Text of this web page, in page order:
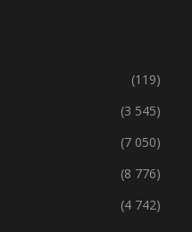
(119)
(3 545)
(7 050)
(8 776)